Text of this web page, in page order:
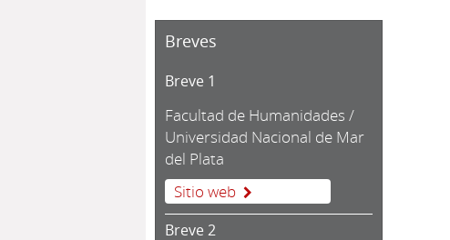
Breves
Breve 1
Facultad de Humanidades /
Universidad Nacional de Mar
del Plata
Sitio web
Breve 2